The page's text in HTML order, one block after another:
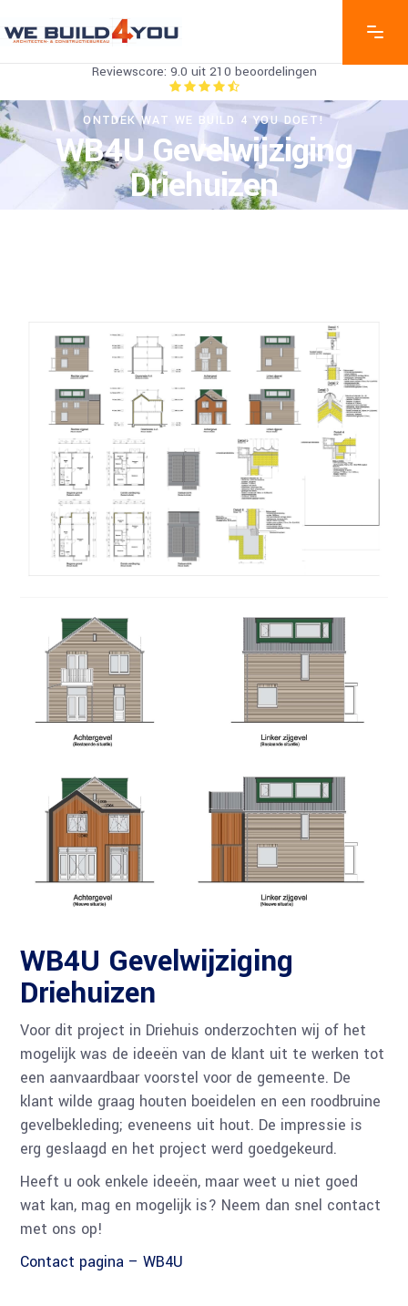
Reviewscore: 9.0 uit 210 beoordelingen
ONTDEK WAT WE BUILD 4 YOU DOET!
WB4U Gevelwijziging
Driehuizen
WB4U Gevelwijziging
Driehuizen
Voor dit project in Driehuis onderzochten wij of het
mogelijk was de ideeën van de klant uit te werken tot
een aanvaardbaar voorstel voor de gemeente. De
klant wilde graag houten boeidelen en een roodbruine
gevelbekleding; eveneens uit hout. De impressie is
erg geslaagd en het project werd goedgekeurd.
Heeft u ook enkele ideeën, maar weet u niet goed
wat kan, mag en mogelijk is? Neem dan snel contact
met ons op!
Contact pagina – WB4U